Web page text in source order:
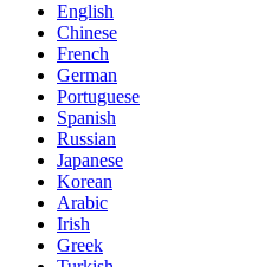
English
Chinese
French
German
Portuguese
Spanish
Russian
Japanese
Korean
Arabic
Irish
Greek